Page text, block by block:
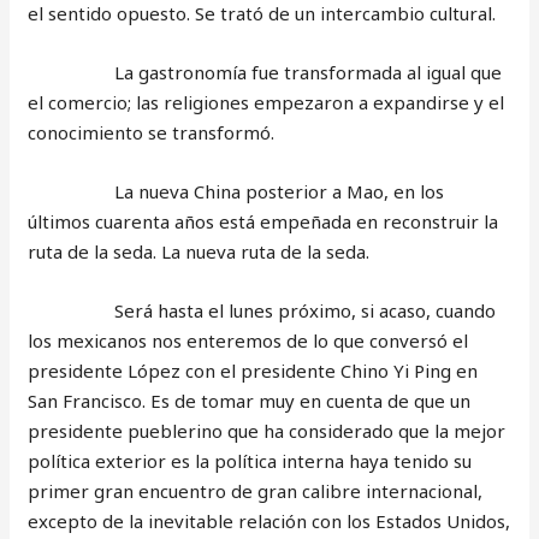
el sentido opuesto. Se trató de un intercambio cultural.
La gastronomía fue transformada al igual que
el comercio; las religiones empezaron a expandirse y el
conocimiento se transformó.
La nueva China posterior a Mao, en los
últimos cuarenta años está empeñada en reconstruir la
ruta de la seda. La nueva ruta de la seda.
Será hasta el lunes próximo, si acaso, cuando
los mexicanos nos enteremos de lo que conversó el
presidente López con el presidente Chino Yi Ping en
San Francisco. Es de tomar muy en cuenta de que un
presidente pueblerino que ha considerado que la mejor
política exterior es la política interna haya tenido su
primer gran encuentro de gran calibre internacional,
excepto de la inevitable relación con los Estados Unidos,